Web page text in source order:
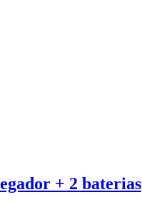
+ 2 baterias